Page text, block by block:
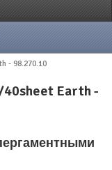
- 98.270.10
Earth -